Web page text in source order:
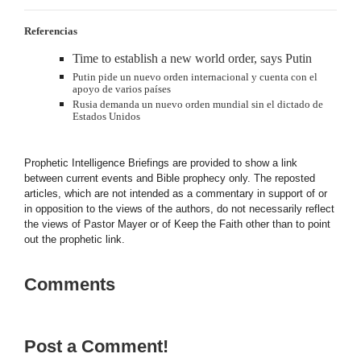
Referencias
Time to establish a new world order, says Putin
Putin pide un nuevo orden internacional y cuenta con el
apoyo de varios países
Rusia demanda un nuevo orden mundial sin el dictado de
Estados Unidos
Prophetic Intelligence Briefings are provided to show a link
between current events and Bible prophecy only. The reposted
articles, which are not intended as a commentary in support of or
in opposition to the views of the authors, do not necessarily reflect
the views of Pastor Mayer or of Keep the Faith other than to point
out the prophetic link.
Comments
Post a Comment!